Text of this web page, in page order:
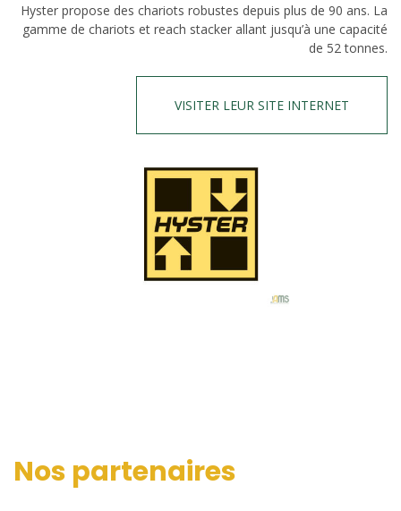
Hyster propose des chariots robustes depuis plus de 90 ans. La
gamme de chariots et reach stacker allant jusqu’à une capacité
de 52 tonnes.
VISITER LEUR SITE INTERNET
Nos partenaires